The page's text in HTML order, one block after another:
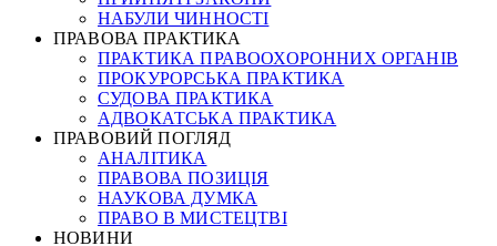
НАБУЛИ ЧИННОСТІ
ПРАВОВА ПРАКТИКА
ПРАКТИКА ПРАВООХОРОННИХ ОРГАНІВ
ПРОКУРОРСЬКА ПРАКТИКА
СУДОВА ПРАКТИКА
АДВОКАТСЬКА ПРАКТИКА
ПРАВОВИЙ ПОГЛЯД
АНАЛІТИКА
ПРАВОВА ПОЗИЦІЯ
НАУКОВА ДУМКА
ПРАВО В МИСТЕЦТВІ
НОВИНИ